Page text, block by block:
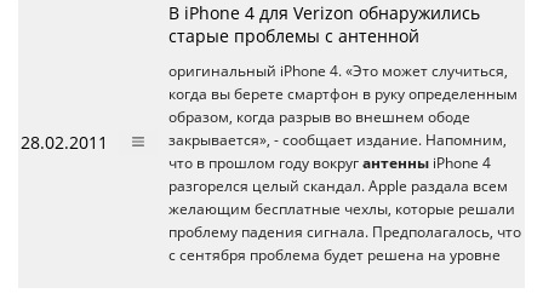
28.02.2011
В iPhone 4 для Verizon обнаружились
старые проблемы с антенной
оригинальный iPhone 4. «Это может случиться,
когда вы берете смартфон в руку определенным
образом, когда разрыв во внешнем ободе
закрывается», - сообщает издание. Напомним,
что в прошлом году вокруг антенны iPhone 4
разгорелся целый скандал. Apple раздала всем
желающим бесплатные чехлы, которые решали
проблему падения сигнала. Предполагалось, что
с сентября проблема будет решена на уровне